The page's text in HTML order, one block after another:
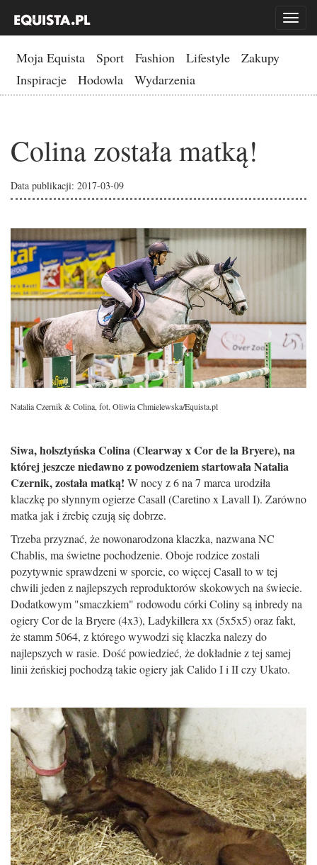
Toggle
Moja Equista Sport Fashion Lifestyle
Zakupy
Inspiracje
Hodowla Wydarzenia
Colina została matką!
Data publikacji: 2017-03-09
Natalia Czernik & Colina, fot. Oliwia Chmielewska/Equista.pl
Siwa, holsztyńska Colina (Clearway x Cor de la Bryere), na
której jeszcze niedawno z powodzeniem startowała Natalia
Czernik, została matką! W nocy z 6 na 7 marca urodziła
klaczkę po słynnym ogierze Casall (Caretino x Lavall I). Zarówno
matka jak i źrebię czują się dobrze.
Trzeba przyznać, że nowonarodzona klaczka, nazwana NC
Chablis, ma świetne pochodzenie. Oboje rodzice zostali
pozytywnie sprawdzeni w sporcie, co więcej Casall to w tej
chwili jeden z najlepszych reproduktorów skokowych na świecie.
Dodatkowym "smaczkiem" rodowodu córki Coliny są inbredy na
ogiery Cor de la Bryere (4x3), Ladykillera xx (5x5x5) oraz fakt,
że stamm 5064, z którego wywodzi się klaczka nalezy do
najlepszych w rasie. Dość powiedzieć, że dokładnie z tej samej
linii żeńskiej pochodzą takie ogiery jak Calido I i II czy Ukato.